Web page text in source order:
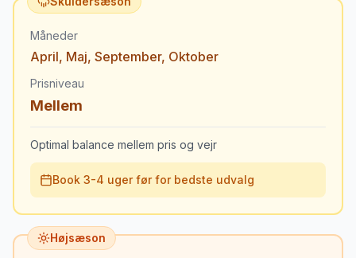
Måneder
April, Maj, September, Oktober
Prisniveau
Mellem
Optimal balance mellem pris og vejr
Book 3-4 uger før for bedste udvalg
Højsæson